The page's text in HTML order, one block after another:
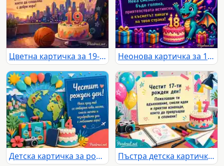
Цветна картичка за 19-ти рожден ден с торта, балони и градски залез Неонова картичка за 18-ти рожден ден с пикселизиран дракон
Детска картичка за рожден ден с глобус, балони, куфар и торта 14 Пъстра детска картичка за 17-ти рожден ден с торта, балони и творчески мотиви